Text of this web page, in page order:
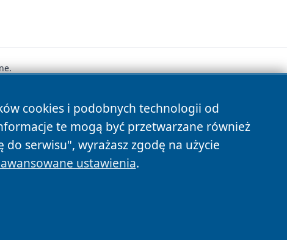
cookies i podobnych technologii od
te mogą być przetwarzane również
serwisu", wyrażasz zgodę na użycie
ustawienia.